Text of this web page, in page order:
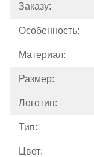
Заказу:
Особенность:
Материал:
Размер:
Логотип:
Тип:
Цвет: